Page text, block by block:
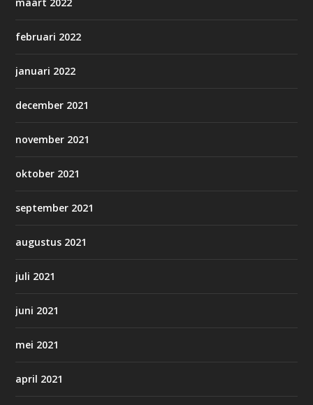
februari 2022
januari 2022
december 2021
november 2021
oktober 2021
september 2021
augustus 2021
juli 2021
juni 2021
mei 2021
april 2021